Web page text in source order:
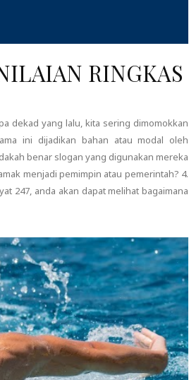
RINGKAS
dekad yang lalu, kita sering dimomokkan
ini dijadikan bahan atau modal oleh
benar slogan yang digunakan mereka
menjadi pemimpin atau pemerintah? 4.
247, anda akan dapat melihat bagaimana